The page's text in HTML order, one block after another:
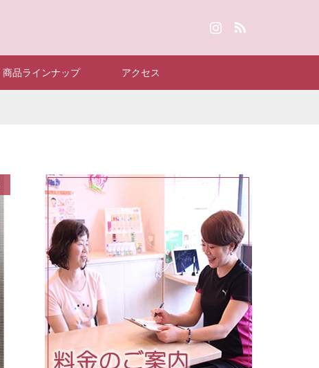
商品ラインナップ アクセス